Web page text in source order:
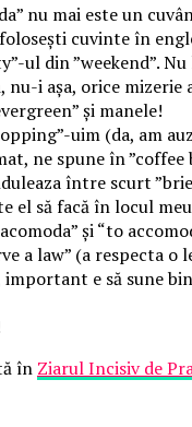
nu mai este un
cuvinte în
din ”weekend”.
i așa, orice
și manele!
uim (da, am
ne spune în
între scurt
el să facă în locul
și “to
a law” (a respecta
e să sune
în Ziarul Incisiv de